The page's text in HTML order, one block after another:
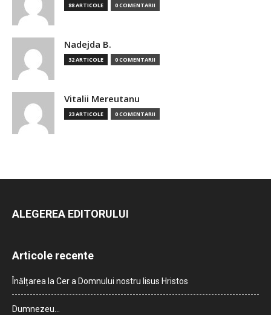
88 ARTICOLE 0 COMENTARII
Nadejda B.
32 ARTICOLE 0 COMENTARII
Vitalii Mereutanu
23 ARTICOLE 0 COMENTARII
ALEGEREA EDITORULUI
Articole recente
Înălțarea la Cer a Domnului nostru Iisus Hristos
Dumnezeu…